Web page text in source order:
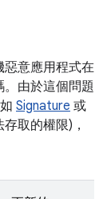
惡意應用程式在
由於這個問題
Signature 或
取的權限)，